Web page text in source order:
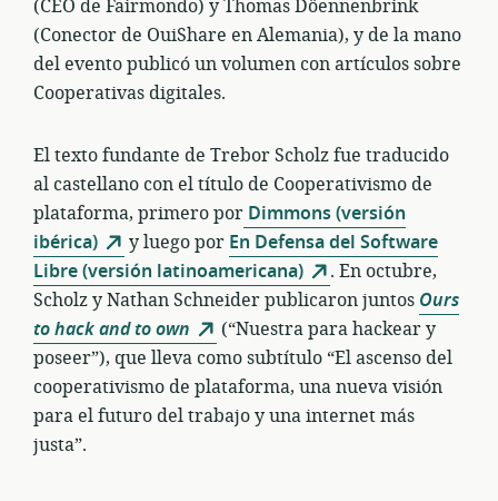
(CEO de Fairmondo) y Thomas Döennenbrink
(Conector de OuiShare en Alemania), y de la mano
del evento publicó un volumen con artículos sobre
Cooperativas digitales.
El texto fundante de Trebor Scholz fue traducido
al castellano con el título de Cooperativismo de
plataforma, primero por Dimmons (versión
ibérica)
y luego por En Defensa del Software
Libre (versión latinoamericana)
. En octubre,
Scholz y Nathan Schneider publicaron juntos Ours
to hack and to own
(“Nuestra para hackear y
poseer”), que lleva como subtítulo “El ascenso del
cooperativismo de plataforma, una nueva visión
para el futuro del trabajo y una internet más
justa”.